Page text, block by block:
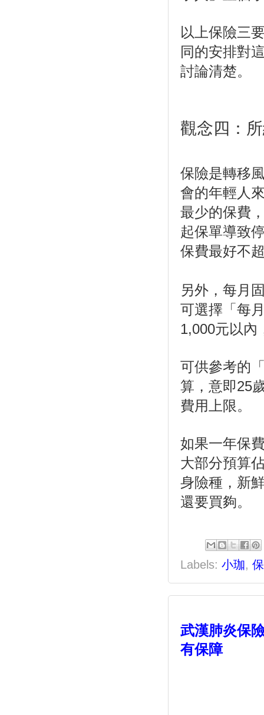
以上保險三
同的安排對
討論清楚。
觀念四：
保險是轉移
會的年輕人
最少的保費
起保單導致
保費最好不
另外，每月
可選擇「每
1,000元以內
可供參考的
算，意即25
費用上限。
如果一年保
大部分預算
身險種，新
還要買夠。
Labels: 小珈,
武漢肺炎保
有保障